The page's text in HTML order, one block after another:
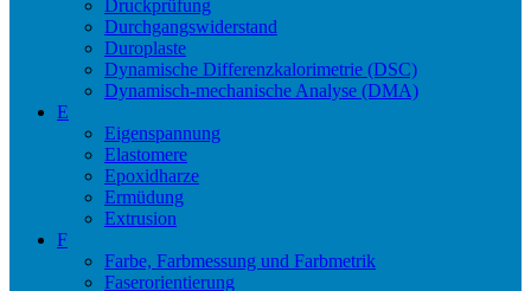
Druckprüfung
Durchgangswiderstand
Duroplaste
Dynamische Differenzkalorimetrie (DSC)
Dynamisch-mechanische Analyse (DMA)
E
Eigenspannung
Elastomere
Epoxidharze
Ermüdung
Extrusion
F
Farbe, Farbmessung und Farbmetrik
Faserorientierung